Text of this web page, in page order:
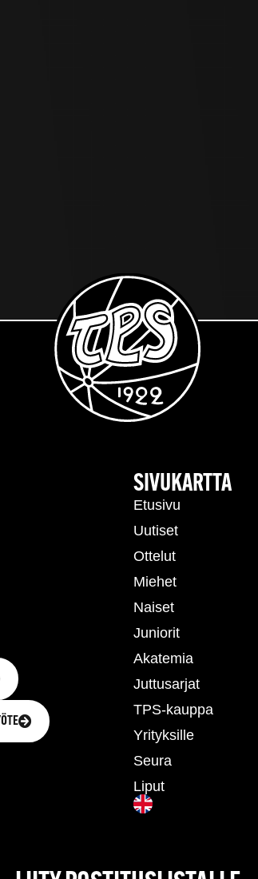
SIVUKARTTA
Etusivu
Uutiset
Ottelut
Miehet
Naiset
Juniorit
Akatemia
Juttusarjat
TPS-kauppa
Yrityksille
Seura
Liput